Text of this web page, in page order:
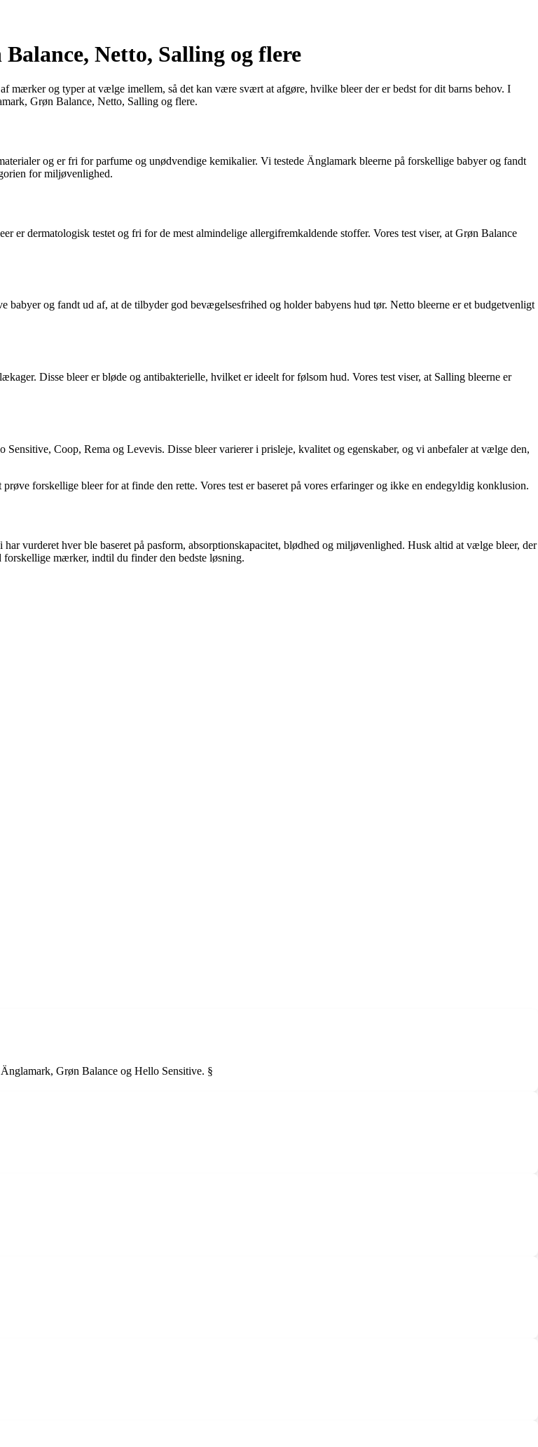
Netto, Salling og flere
og typer at vælge imellem, så det kan være svært at afgøre, hvilke bleer der er bedst for dit barns behov. I
Grøn Balance, Netto, Salling og flere.
og er fri for parfume og unødvendige kemikalier. Vi testede Änglamark bleerne på forskellige babyer og fandt
for miljøvenlighed.
er dermatologisk testet og fri for de mest almindelige allergifremkaldende stoffer. Vores test viser, at Grøn Balance
og fandt ud af, at de tilbyder god bevægelsesfrihed og holder babyens hud tør. Netto bleerne er et budgetvenligt
Disse bleer er bløde og antibakterielle, hvilket er ideelt for følsom hud. Vores test viser, at Salling bleerne er
Coop, Rema og Levevis. Disse bleer varierer i prisleje, kvalitet og egenskaber, og vi anbefaler at vælge den,
forskellige bleer for at finde den rette. Vores test er baseret på vores erfaringer og ikke en endegyldig konklusion.
vurderet hver ble baseret på pasform, absorptionskapacitet, blødhed og miljøvenlighed. Husk altid at vælge bleer, der
mærker, indtil du finder den bedste løsning.
Grøn Balance og Hello Sensitive. §